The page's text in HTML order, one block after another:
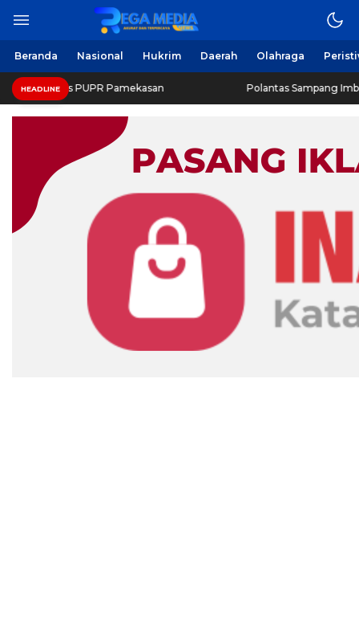
Beranda Nasional Hukrim Daerah Olahraga
HEADLINE
PUPR Pamekasan Polantas Sampang Imbau Latihan